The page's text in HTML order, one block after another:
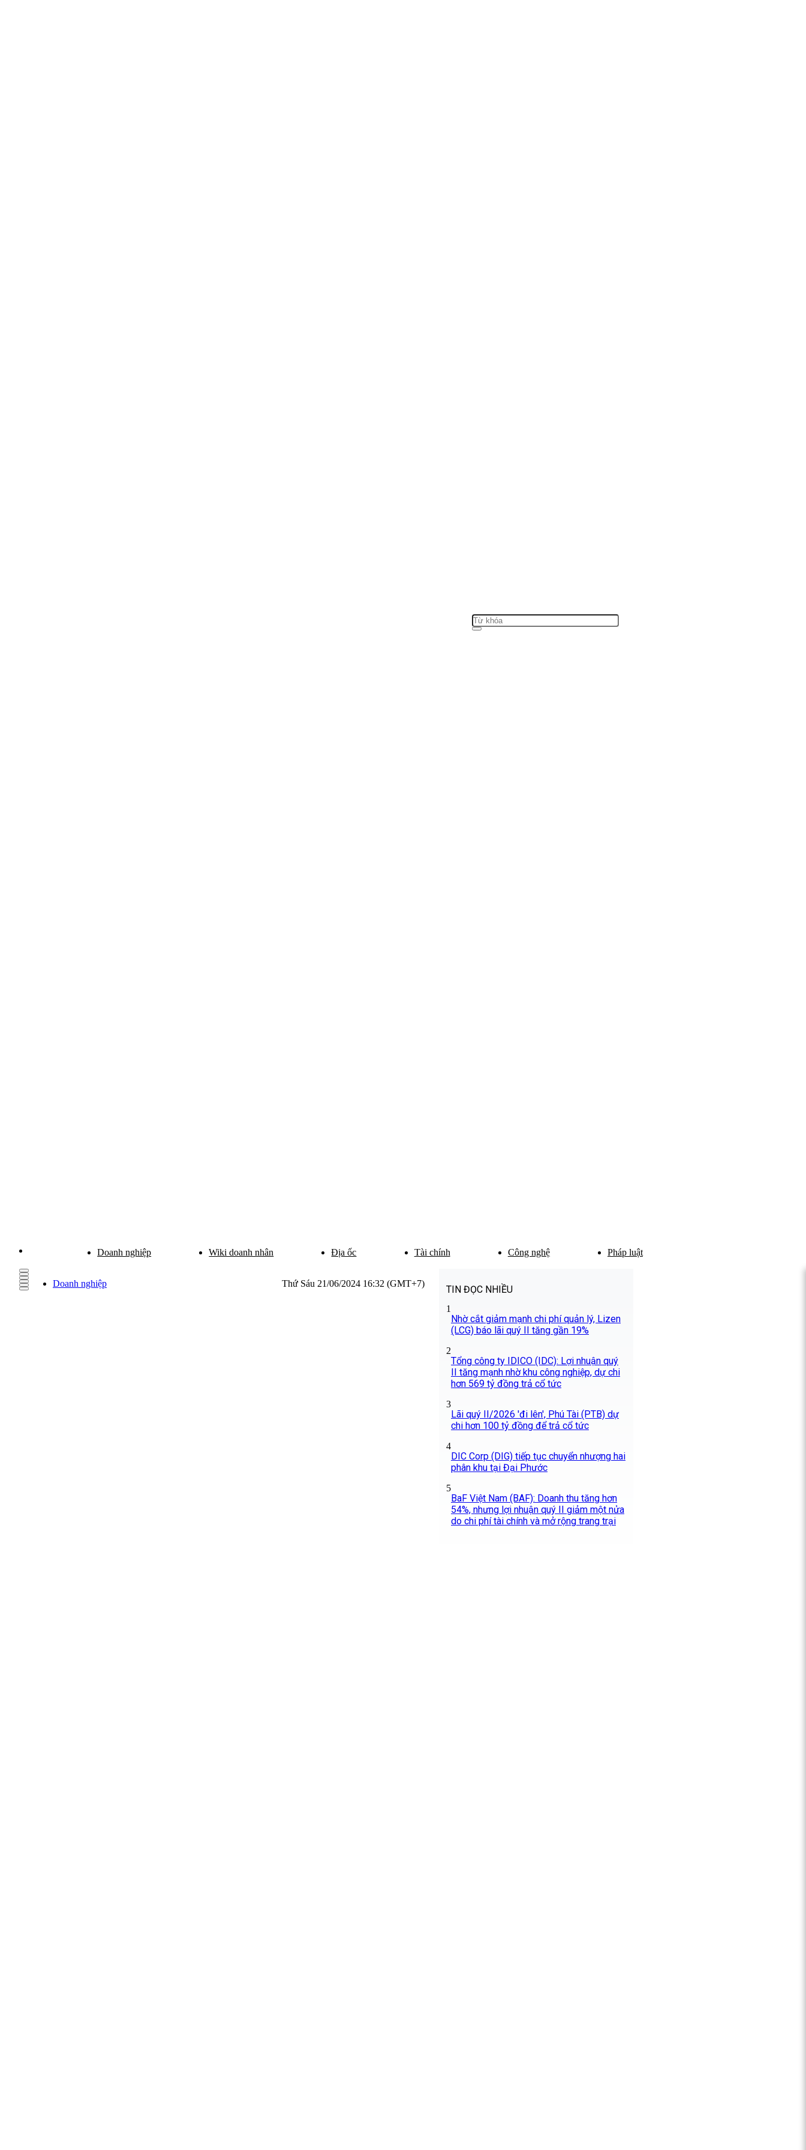
Doanh nghiệp Wiki doanh nhân Địa ốc Tài chính Công nghệ Pháp luật
Doanh nghiệp Thứ Sáu 21/06/2024 16:32 (GMT+7)
TIN ĐỌC NHIỀU
1
Nhờ cắt giảm mạnh chi phí quản lý, Lizen
(LCG) báo lãi quý II tăng gần 19%
2
Tổng công ty IDICO (IDC): Lợi nhuận quý
II tăng mạnh nhờ khu công nghiệp, dự chi
hơn 569 tỷ đồng trả cổ tức
3
Lãi quý II/2026 'đi lên', Phú Tài (PTB) dự
chi hơn 100 tỷ đồng để trả cổ tức
4
DIC Corp (DIG) tiếp tục chuyển nhượng hai
phân khu tại Đại Phước
5
BaF Việt Nam (BAF): Doanh thu tăng hơn
54%, nhưng lợi nhuận quý II giảm một nửa
do chi phí tài chính và mở rộng trang trại